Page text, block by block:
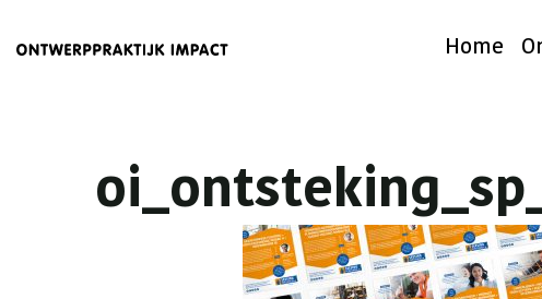
Home